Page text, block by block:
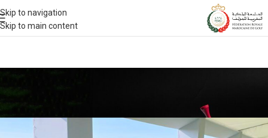
Skip to navigation
Skip to main content